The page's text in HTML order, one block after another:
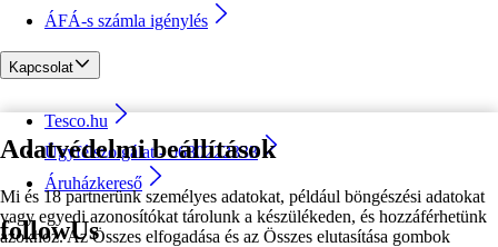
Adatvédelmi beállítások
Mi és 18 partnerünk személyes adatokat, például böngészési adatokat
vagy egyedi azonosítókat tárolunk a készülékeden, és hozzáférhetünk
azokhoz. Az Összes elfogadása és az Összes elutasítása gombok
ÁFÁ-s számla igénylés
Kapcsolat
Tesco.hu
Ügyfélszolgálat - 0680222333
Áruházkereső
followUs